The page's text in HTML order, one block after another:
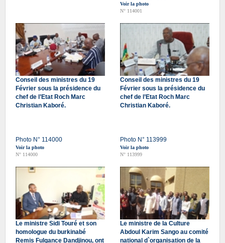
Voir la photo
N° 114001
Conseil des ministres du 19
Février sous la présidence du
chef de l’Etat Roch Marc
Christian Kaboré.
Photo N° 114000
Voir la photo
N° 114000
Conseil des ministres du 19
Février sous la présidence du
chef de l’Etat Roch Marc
Christian Kaboré.
Photo N° 113999
Voir la photo
N° 113999
Le ministre Sidi Touré et son
homologue du burkinabé
Remis Fulgance Dandjinou, ont
Le ministre de la Culture
Abdoul Karim Sango au comité
national d`organisation de la